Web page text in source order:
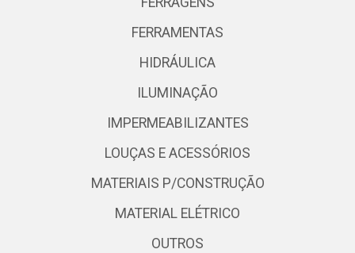
FERRAMENTAS
HIDRÁULICA
ILUMINAÇÃO
IMPERMEABILIZANTES
LOUÇAS E ACESSÓRIOS
MATERIAIS P/CONSTRUÇÃO
MATERIAL ELÉTRICO
OUTROS